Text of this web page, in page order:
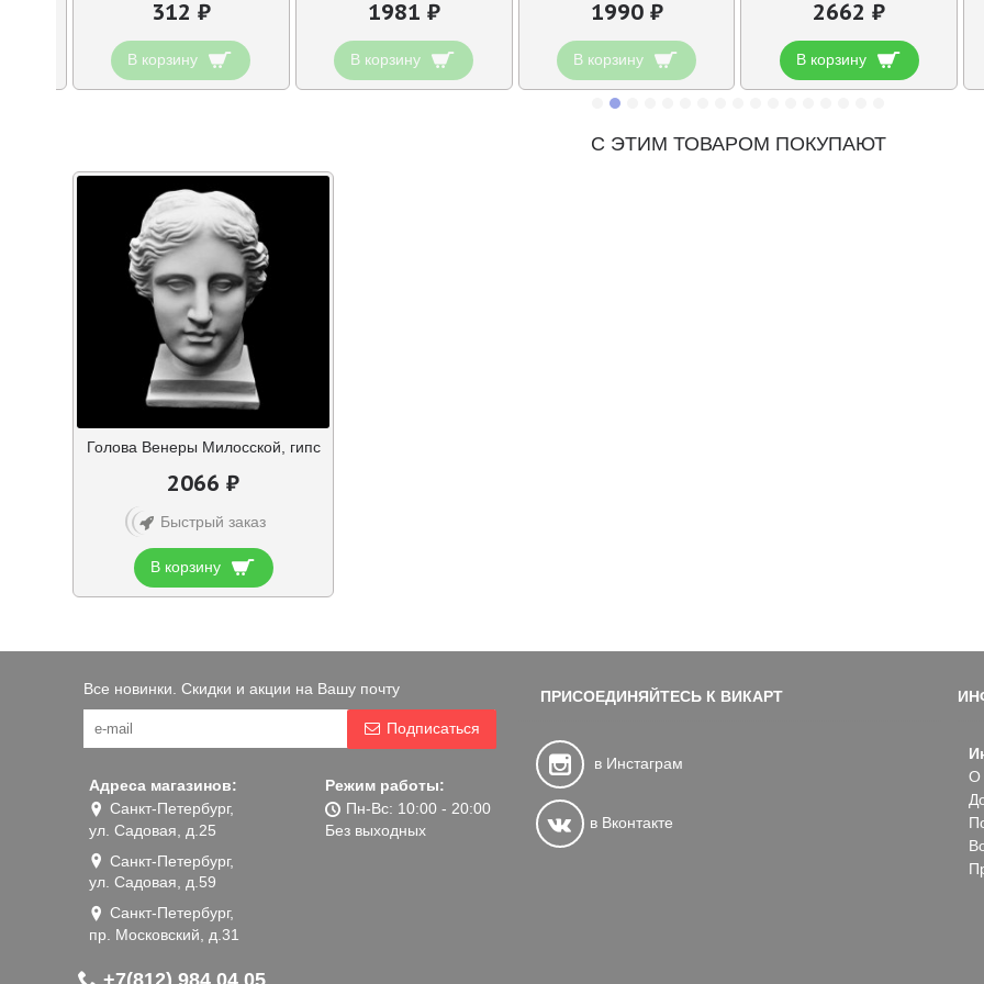
312 ₽
В корзину
1981 ₽
В корзину
1990 ₽
В корзину
2662 ₽
В корзину
С ЭТИМ ТОВАРОМ ПОКУПАЮТ
Голова Венеры Милосской, гипс
2066 ₽
Быстрый заказ
В корзину
Все новинки. Скидки и акции на Вашу почту
Подписаться
Адреса магазинов:
Санкт-Петербург,
ул. Садовая, д.25
Санкт-Петербург,
ул. Садовая, д.59
Санкт-Петербург,
пр. Московский, д.31
Режим работы:
Пн-Вс: 10:00 - 20:00
Без выходных
ПРИСОЕДИНЯЙТЕСЬ К ВИКАРТ
в Инстаграм
в Вконтакте
О